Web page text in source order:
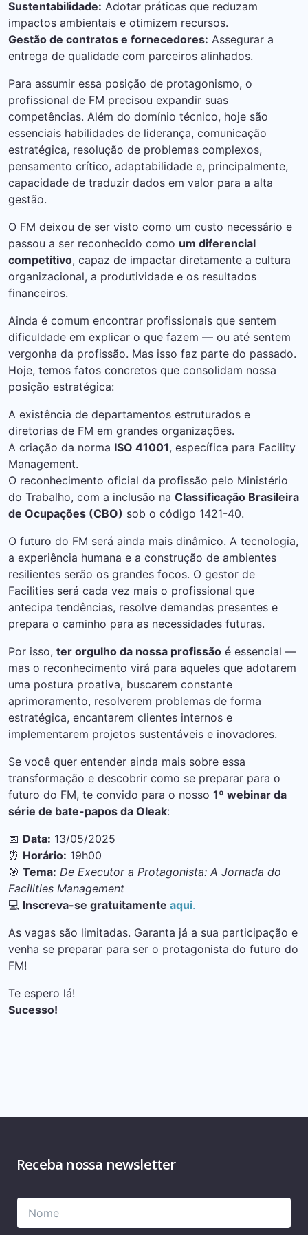
Sustentabilidade: Adotar práticas que reduzam
impactos ambientais e otimizem recursos.
Gestão de contratos e fornecedores: Assegurar a
entrega de qualidade com parceiros alinhados.
Para assumir essa posição de protagonismo, o
profissional de FM precisou expandir suas
competências. Além do domínio técnico, hoje são
essenciais habilidades de liderança, comunicação
estratégica, resolução de problemas complexos,
pensamento crítico, adaptabilidade e, principalmente,
capacidade de traduzir dados em valor para a alta
gestão.
O FM deixou de ser visto como um custo necessário e
passou a ser reconhecido como um diferencial
competitivo, capaz de impactar diretamente a cultura
organizacional, a produtividade e os resultados
financeiros.
Ainda é comum encontrar profissionais que sentem
dificuldade em explicar o que fazem — ou até sentem
vergonha da profissão. Mas isso faz parte do passado.
Hoje, temos fatos concretos que consolidam nossa
posição estratégica:
A existência de departamentos estruturados e
diretorias de FM em grandes organizações.
A criação da norma ISO 41001, específica para Facility
Management.
O reconhecimento oficial da profissão pelo Ministério
do Trabalho, com a inclusão na Classificação Brasileira
de Ocupações (CBO) sob o código 1421-40.
O futuro do FM será ainda mais dinâmico. A tecnologia,
a experiência humana e a construção de ambientes
resilientes serão os grandes focos. O gestor de
Facilities será cada vez mais o profissional que
antecipa tendências, resolve demandas presentes e
prepara o caminho para as necessidades futuras.
Por isso, ter orgulho da nossa profissão é essencial —
mas o reconhecimento virá para aqueles que adotarem
uma postura proativa, buscarem constante
aprimoramento, resolverem problemas de forma
estratégica, encantarem clientes internos e
implementarem projetos sustentáveis e inovadores.
Se você quer entender ainda mais sobre essa
transformação e descobrir como se preparar para o
futuro do FM, te convido para o nosso 1º webinar da
série de bate-papos da Oleak:
📅 Data: 13/05/2025
⏰ Horário: 19h00
🎯 Tema: De Executor a Protagonista: A Jornada do
Facilities Management
💻 Inscreva-se gratuitamente aqui.
As vagas são limitadas. Garanta já a sua participação e
venha se preparar para ser o protagonista do futuro do
FM!
Te espero lá!
Sucesso!
Receba nossa newsletter
leave
this
leave
this